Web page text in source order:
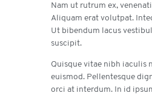
Nam ut rutrum ex,
Aliquam erat volutpat.
Ut bibendum lacus
suscipit.
Quisque vitae nibh iaculis
euismod. Pellentesque
orci at interdum. In id